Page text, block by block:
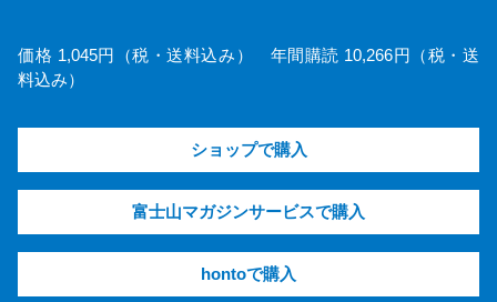
価格 1,045円（税・送料込み） 年間購読 10,266円（税・送
料込み）
ショップで購入
富士山マガジンサービスで購入
hontoで購入